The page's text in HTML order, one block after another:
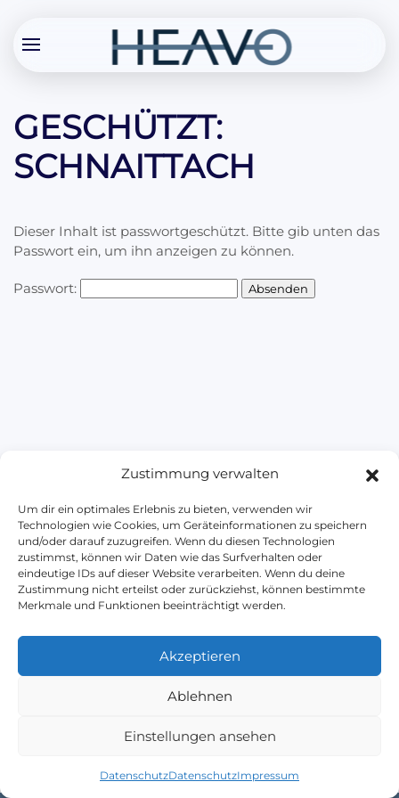
Zustimmung verwalten
Um dir ein optimales Erlebnis zu bieten, verwenden wir
Technologien wie Cookies, um Geräteinformationen zu speichern
und/oder darauf zuzugreifen. Wenn du diesen Technologien
zustimmst, können wir Daten wie das Surfverhalten oder
eindeutige IDs auf dieser Website verarbeiten. Wenn du deine
Zustimmung nicht erteilst oder zurückziehst, können bestimmte
Merkmale und Funktionen beeinträchtigt werden.
Akzeptieren
Ablehnen
Einstellungen ansehen
DatenschutzDatenschutzImpressum
GESCHÜTZT:
SCHNAITTACH
Dieser Inhalt ist passwortgeschützt. Bitte gib unten das
Passwort ein, um ihn anzeigen zu können.
Passwort:
Heavo
Blog
+49 (0) 176 - 43808616
kontakt@heavo.de